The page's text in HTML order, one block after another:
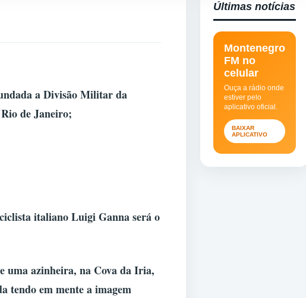
a Divisão Militar da
de Janeiro;
italiano Luigi Ganna será o
uma azinheira, na Cova da Iria,
tendo em mente a imagem
Últimas notícias
Montenegro
FM no
celular
Ouça a rádio onde
estiver pelo
aplicativo oficial.
BAIXAR
APLICATIVO